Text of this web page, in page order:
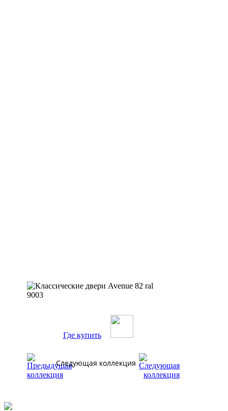
Где купить
Следующая коллекция